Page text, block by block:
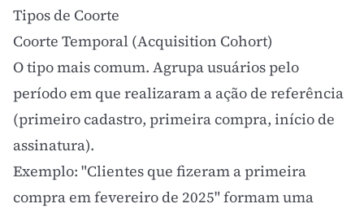
Tipos de Coorte
Coorte Temporal (Acquisition Cohort)
O tipo mais comum. Agrupa usuários pelo
período em que realizaram a ação de referência
(primeiro cadastro, primeira compra, início de
assinatura).
Exemplo: "Clientes que fizeram a primeira
compra em fevereiro de 2025" formam uma